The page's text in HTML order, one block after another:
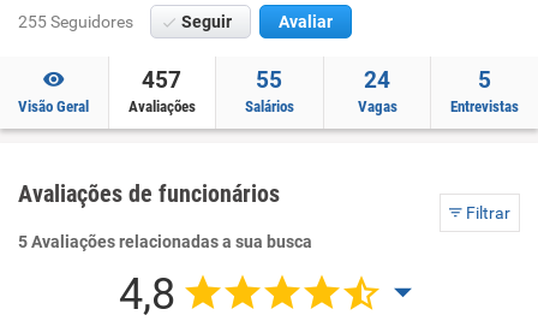
255 Seguidores Seguir Avaliar
Visão Geral
457
Avaliações
55
Salários
24
Vagas
5
Entrevistas
Avaliações de funcionários
Filtrar
5 Avaliações relacionadas a sua busca
4,8